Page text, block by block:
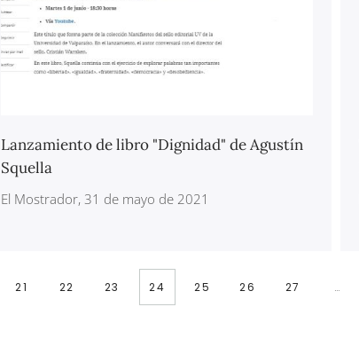
Lanzamiento de libro "Dignidad" de Agustín
Squella
El Mostrador, 31 de mayo de 2021
21 22 23 24 25 26 27 …